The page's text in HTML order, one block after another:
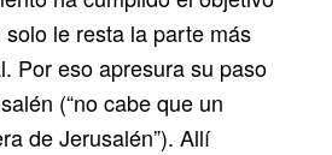
le resta la parte más
Por eso apresura su paso
(“no cabe que un
de Jerusalén”). Allí